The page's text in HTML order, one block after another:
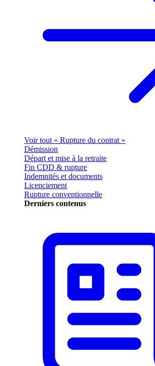
Voir tout « Rupture du contrat »
Démission
Départ et mise à la retraite
Fin CDD & rupture
Indemnités et documents
Licenciement
Rupture conventionnelle
Derniers contenus